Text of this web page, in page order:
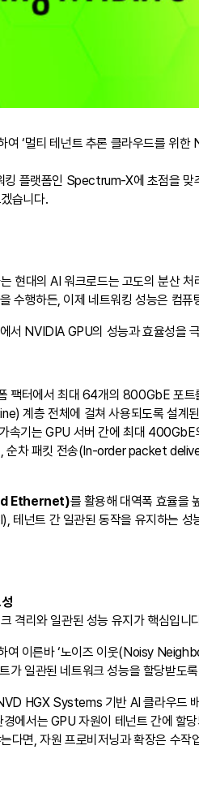
‘멀티 테넌트 추론 클라우드를 위
플랫폼인 Spectrum-X에 초점을
습니다.
현대의 AI 워크로드는 고도의 분산
수행하든, 이제 네트워킹 성능은 컴퓨
서 NVIDIA GPU의 성능과 효율성을
팩터에서 최대 64개의 800GbE 포트
계층 전체에 걸쳐 사용되도록 설계
속기는 GPU 서버 간에 최대 400GbE
패킷 전송(In-order packet
Ethernet)를 활용해 대역폭 효율을
테넌트 간 일관된 동작을 유지하는
격리와 일관된 성능 유지가 핵심입
여 이른바 ‘노이즈 이웃(Noisy
가 일관된 네트워크 성능을 할당받도
HGX Systems 기반 AI 클라우
에서는 GPU 자원이 테넌트 간에 할
다면, 자원 프로비저닝과 확장은 수